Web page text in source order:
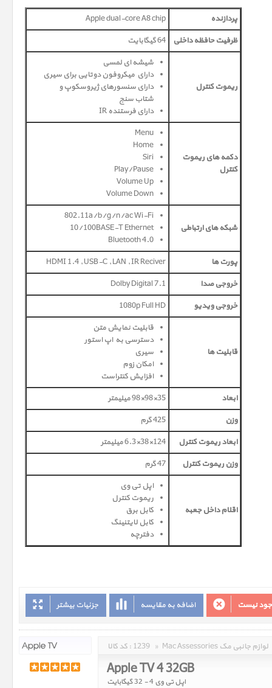
Apple dual-core A8 chip
پردازنده
64 گیگابایت
ظرفیت حافظه داخلی
شیشه ای لمسی
دارای میکروفون دوتایی برای سیری
دارای سنسورهای ژیروسکوپ و
شتاب سنج
دارای فرستنده IR
ریموت کنترل
Menu
Home
Siri
Play/Pause
Volume Up
Volume Down
دکمه های ریموت
کنترل
802.11a/b/g/n/ac Wi-Fi
10/100BASE-T Ethernet
Bluetooth 4.0
شبکه های ارتباطی
HDMI 1.4 , USB-C , LAN , IR Reciver
پورت ها
Dolby Digital 7.1
خروجی صدا
1080p Full HD
خروجی ویدیو
قابلیت نمایش متن
دسترسی به اپ استور
سیری
امکان زوم
افزایش کنتراست
قابلیت ها
35×98×98 میلیمتر
ابعاد
425 گرم
وزن
124×38×6.3 میلیمتر
ابعاد ریموت کنترل
47 گرم
وزن ریموت کنترل
اپل تی وی
ریموت کنترل
کابل برق
کابل لایتنینگ
دفترچه
اقلام داخل جعبه
جزئیات بیشتر اضافه به مقایسه نیست
کد کالا : 1239 » Mac Assessories لوازم جانبی مک
Apple TV 4 32GB
اپل تی وی 4 - 32 گیگابایت